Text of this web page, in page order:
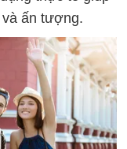
ấn tượng.